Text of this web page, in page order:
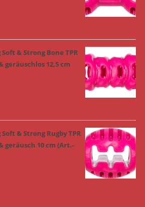
& Strong Bone TPR
12,5 cm
& Strong Rugby TPR
geräusch 10 cm (Art.-